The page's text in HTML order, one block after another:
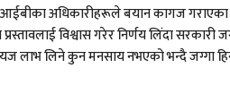
अधिकारीहरूले बयान कागज
प्रस्तावलाई विश्वास गरेर निर्णय लिंदा
लाभ लिने कुन मनसाय नभएको भन्दै जग्गा